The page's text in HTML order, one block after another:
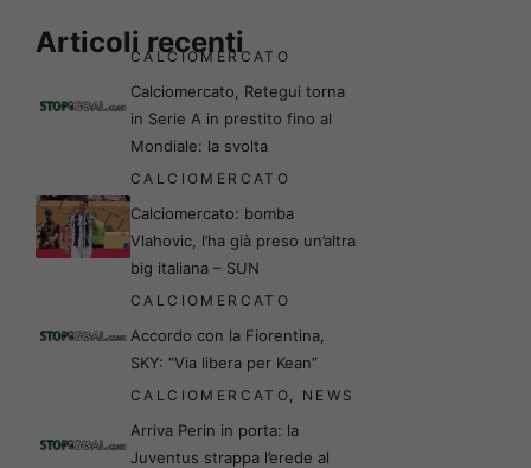
Articoli recenti
CALCIOMERCATO
Calciomercato, Retegui torna
in Serie A in prestito fino al
Mondiale: la svolta
CALCIOMERCATO
Calciomercato: bomba
Vlahovic, l’ha già preso un’altra
big italiana – SUN
CALCIOMERCATO
Accordo con la Fiorentina,
SKY: “Via libera per Kean”
CALCIOMERCATO NEWS
Arriva Perin in porta: la
Juventus strappa l’erede al